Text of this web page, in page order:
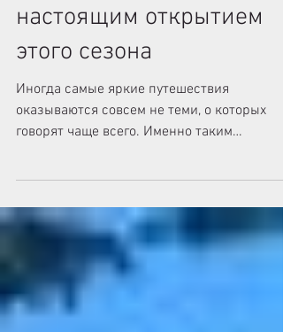
Почему тур «Южная
Беларусь» стал
настоящим открытием
этого сезона
открытием в этом сезоне стал наш
авторский тур «Южная Беларусь». За
плечами уже 4 успешных заезда, и после
каждого из них мы получаем десятки
теплых отзывов от туристов. Многие
признаются, что даже не представляли,